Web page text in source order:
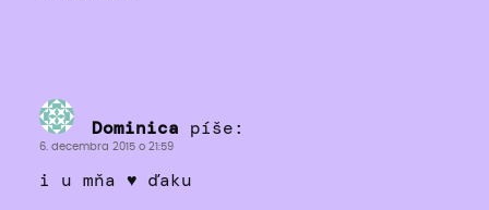
Dominica píše:
6. decembra 2015 o 21:59
i u mňa ♥ ďaku